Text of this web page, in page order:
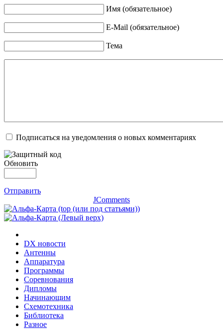
Имя (обязательное)
E-Mail (обязательное)
Тема
Подписаться на уведомления о новых комментариях
Обновить
Отправить
JComments
DX новости
Антенны
Аппаратура
Программы
Соревнования
Дипломы
Начинающим
Схемотехника
Библиотека
Разное